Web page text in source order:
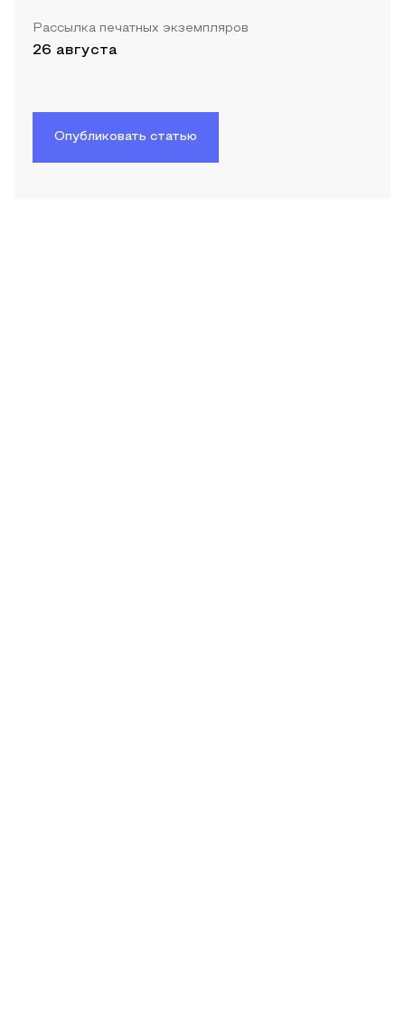
Рассылка печатных экземпляров
26 августа
Опубликовать статью